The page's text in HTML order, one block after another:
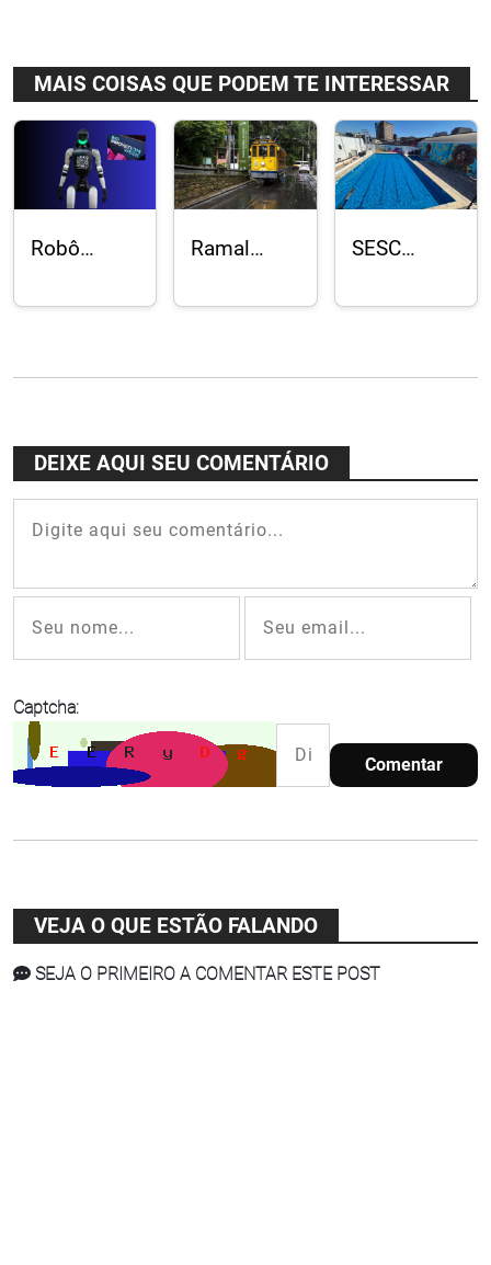
MAIS COISAS QUE PODEM TE INTERESSAR
Robô
sobre IA na
Week
Ramal
Teresa
após 20
anos
SESC
em ritmo
DEIXE AQUI SEU COMENTÁRIO
Captcha:
Comentar
VEJA O QUE ESTÃO FALANDO
SEJA O PRIMEIRO A COMENTAR ESTE POST